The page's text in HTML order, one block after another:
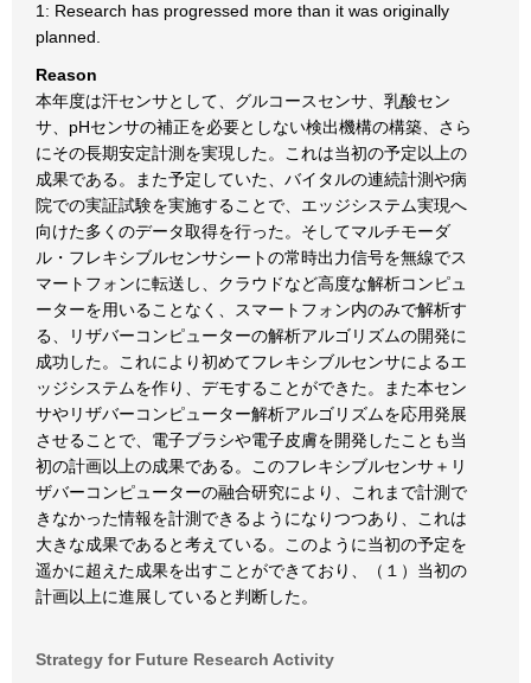
1: Research has progressed more than it was originally
planned.
Reason
本年度は汗センサとして、グルコースセンサ、乳酸セン
サ、pHセンサの補正を必要としない検出機構の構築、さら
にその長期安定計測を実現した。これは当初の予定以上の
成果である。また予定していた、バイタルの連続計測や病
院での実証試験を実施することで、エッジシステム実現へ
向けた多くのデータ取得を行った。そしてマルチモーダ
ル・フレキシブルセンサシートの常時出力信号を無線でス
マートフォンに転送し、クラウドなど高度な解析コンピュ
ーターを用いることなく、スマートフォン内のみで解析す
る、リザバーコンピューターの解析アルゴリズムの開発に
成功した。これにより初めてフレキシブルセンサによるエ
ッジシステムを作り、デモすることができた。また本セン
サやリザバーコンピューター解析アルゴリズムを応用発展
させることで、電子ブラシや電子皮膚を開発したことも当
初の計画以上の成果である。このフレキシブルセンサ＋リ
ザバーコンピューターの融合研究により、これまで計測で
きなかった情報を計測できるようになりつつあり、これは
大きな成果であると考えている。このように当初の予定を
遥かに超えた成果を出すことができており、（１）当初の
計画以上に進展していると判断した。
Strategy for Future Research Activity